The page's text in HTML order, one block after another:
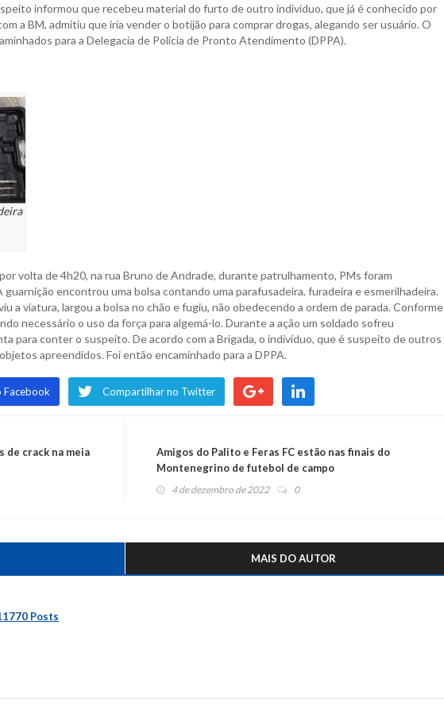
informou que recebeu material do furto de outro indivíduo, que já é conhecido por
a BM, admitiu que iria vender o botijão para comprar drogas, alegando ser usuário. O
para a Delegacia de Polícia de Pronto Atendimento (DPPA).
volta de 4h20, na rua Bruno de Andrade, durante patrulhamento, PMs foram
encontrou uma bolsa contando uma parafusadeira, furadeira e esmerilhadeira.
a viatura, largou a bolsa no chão e fugiu, não obedecendo a ordem de parada. Conforme
necessário o uso da força para algemá-lo. Durante a ação um soldado sofreu
para conter o suspeito. De acordo com a Brigada, o indivíduo, que é suspeito de outros
apreendidos. Foi então encaminhado para a DPPA.
Facebook Compartilhar no Twitter
de crack na meia
Amigos do Palito e Feras FC estão nas finais do
Montenegrino de futebol de campo
4 de dezembro de 2022 0
MAIS DO AUTOR
Posts